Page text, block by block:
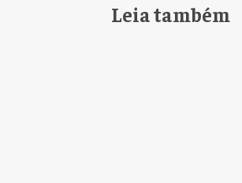
Leia também